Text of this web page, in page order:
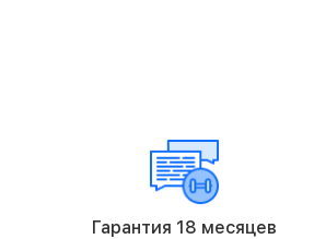
Гарантия 18 месяцев